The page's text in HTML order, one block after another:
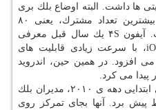
ها داشت. البته اوضاع بلك بری
از تابستان ۲۰۱۲ و ثبت ركورد بیشترین تعداد مشترك، یعنی ۸۰
میلیون كاربر، رو به وخامت رفت. آیفون ۴S یك سال قبل معرفی
شده بود و سیستم عامل آن، iOS، با سرعت زیادی قابلیت های
افزود. در همین حین، اندروید
می كرد.
بحران های پیش آمده در سال های ابتدایی دهه ی ۲۰۱۰، مدیران بلك
برد. آنها بجای تمركز روی